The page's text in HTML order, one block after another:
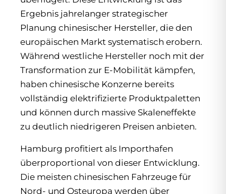
Ergebnis jahrelanger strategischer
Planung chinesischer Hersteller, die den
europäischen Markt systematisch erobern.
Während westliche Hersteller noch mit der
Transformation zur E-Mobilität kämpfen,
haben chinesische Konzerne bereits
vollständig elektrifizierte Produktpaletten
und können durch massive Skaleneffekte
zu deutlich niedrigeren Preisen anbieten.
Hamburg profitiert als Importhafen
überproportional von dieser Entwicklung.
Die meisten chinesischen Fahrzeuge für
Nord- und Osteuropa werden über